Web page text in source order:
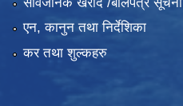
एन, कानुन तथा निर्देशिका
कर तथा शुल्कहरु